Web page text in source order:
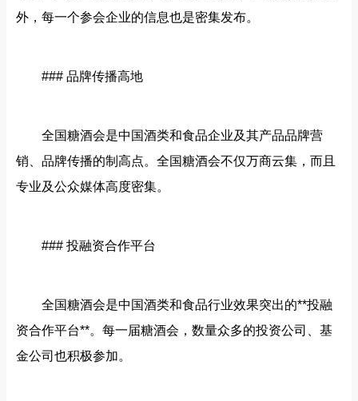
外，每一个参会企业的信息也是密集发布。
### 品牌传播高地
全国糖酒会是中国酒类和食品企业及其产品品牌营
销、品牌传播的制高点。全国糖酒会不仅万商云集，而且
专业及公众媒体高度密集。
### 投融资合作平台
全国糖酒会是中国酒类和食品行业效果突出的**投融
资合作平台**。每一届糖酒会，数量众多的投资公司、基
金公司也积极参加。